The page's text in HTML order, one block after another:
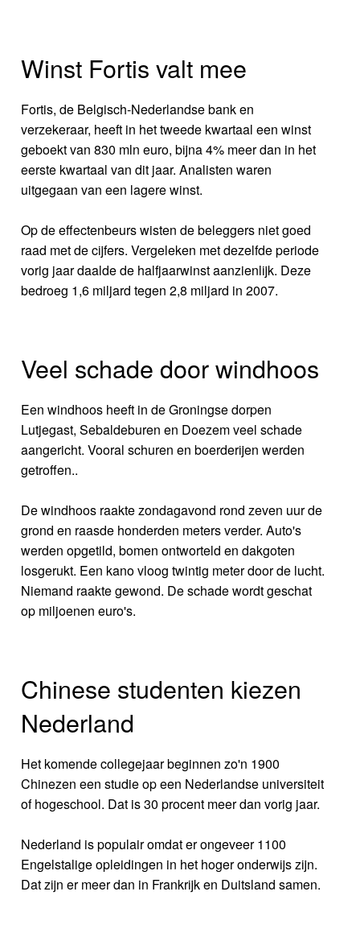
Winst Fortis valt mee
Fortis, de Belgisch-Nederlandse bank en
verzekeraar, heeft in het tweede kwartaal een winst
geboekt van 830 mln euro, bijna 4% meer dan in het
eerste kwartaal van dit jaar. Analisten waren
uitgegaan van een lagere winst.
Op de effectenbeurs wisten de beleggers niet goed
raad met de cijfers. Vergeleken met dezelfde periode
vorig jaar daalde de halfjaarwinst aanzienlijk. Deze
bedroeg 1,6 miljard tegen 2,8 miljard in 2007.
Veel schade door windhoos
Een windhoos heeft in de Groningse dorpen
Lutjegast, Sebaldeburen en Doezem veel schade
aangericht. Vooral schuren en boerderijen werden
getroffen..
De windhoos raakte zondagavond rond zeven uur de
grond en raasde honderden meters verder. Auto's
werden opgetild, bomen ontworteld en dakgoten
losgerukt. Een kano vloog twintig meter door de lucht.
Niemand raakte gewond. De schade wordt geschat
op miljoenen euro's.
Chinese studenten kiezen
Nederland
Het komende collegejaar beginnen zo'n 1900
Chinezen een studie op een Nederlandse universiteit
of hogeschool. Dat is 30 procent meer dan vorig jaar.
Nederland is populair omdat er ongeveer 1100
Engelstalige opleidingen in het hoger onderwijs zijn.
Dat zijn er meer dan in Frankrijk en Duitsland samen.